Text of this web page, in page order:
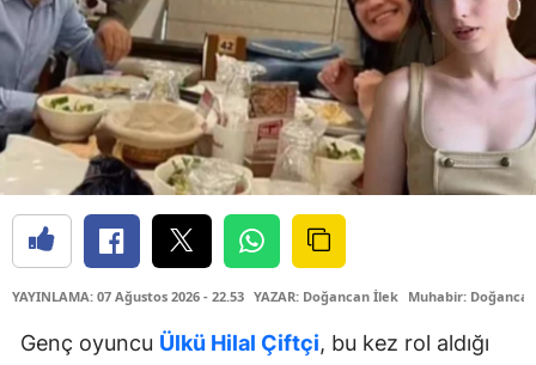
YAYINLAMA: 07 Ağustos 2026 - 22.53 YAZAR: Doğancan İlek Muhabir:
Genç oyuncu Ülkü Hilal Çiftçi, bu kez rol aldığı